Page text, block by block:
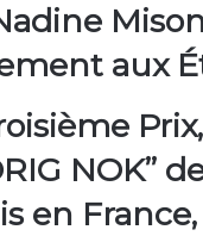
aux
Prix
NOK”
en